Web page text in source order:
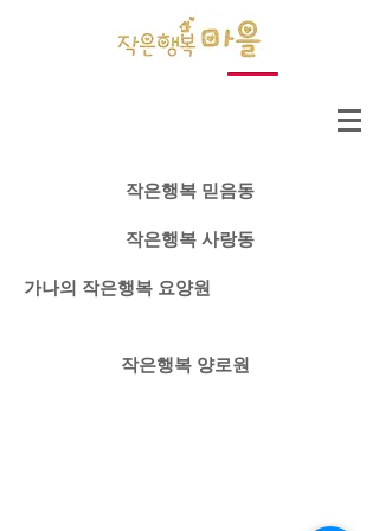
작은행복 믿음동
작은행복 사랑동
가나의 작은행복 요양원
작은행복 양로원